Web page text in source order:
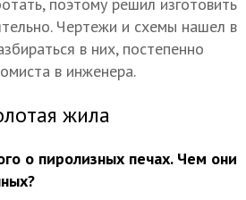
Чертежи и схемы нашел в
в них, постепенно
в инженера.
жила
о пиролизных печах. Чем они